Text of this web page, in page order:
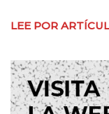
LEE POR